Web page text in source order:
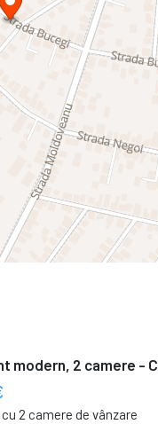
modern, 2 camere -
2 camere de vânzare